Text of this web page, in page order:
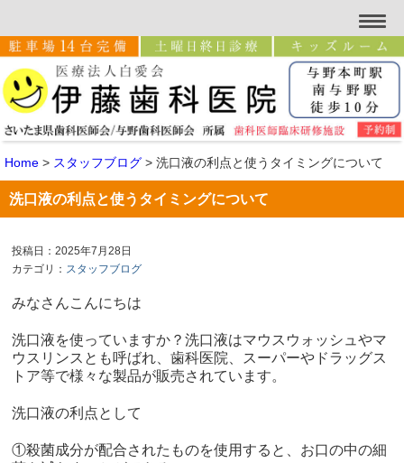
Home > スタッフブログ > 洗口液の利点と使うタイミングについて
洗口液の利点と使うタイミングについて
投稿日：2025年7月28日
カテゴリ： スタッフブログ
みなさんこんにちは
洗口液を使っていますか？洗口液はマウスウォッシュやマ
ウスリンスとも呼ばれ、歯科医院、スーパーやドラッグス
トア等で様々な製品が販売されています。
洗口液の利点として
①殺菌成分が配合されたものを使用すると、お口の中の細